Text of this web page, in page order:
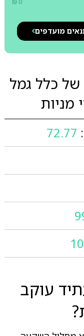
מועדפים
של כלל גמל
מניות
72.77
עוקב